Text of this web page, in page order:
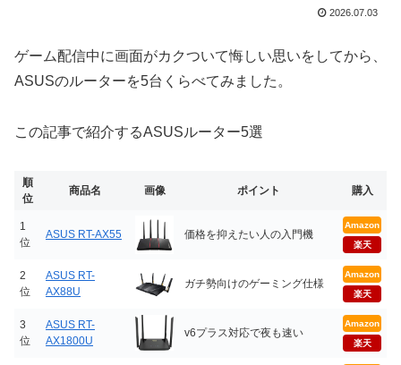
2026.07.03
ゲーム配信中に画面がカクついて悔しい思いをしてから、
ASUSのルーターを5台くらべてみました。
この記事で紹介するASUSルーター5選
順
位
商品名 画像 ポイント 購入
1
位
ASUS RT-AX55 価格を抑えたい人の入門機
Amazon
楽天
2
位
ASUS RT-
AX88U
ガチ勢向けのゲーミング仕様
Amazon
楽天
3
位
ASUS RT-
AX1800U
v6プラス対応で夜も速い
Amazon
楽天